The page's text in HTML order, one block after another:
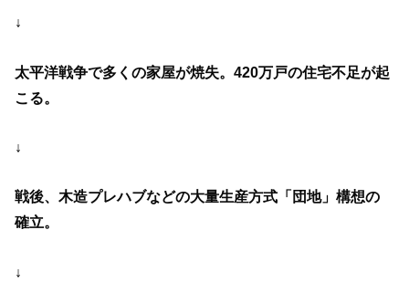
↓
太平洋戦争で多くの家屋が焼失。420万戸の住宅不足が起
こる。
↓
戦後、木造プレハブなどの大量生産方式「団地」構想の
確立。
↓